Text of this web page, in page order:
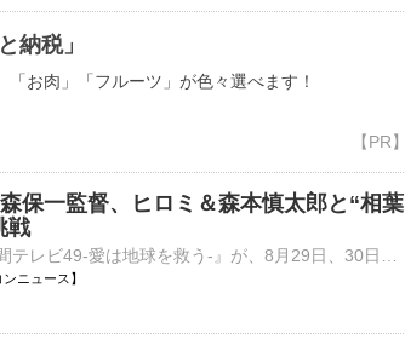
納税」
お肉」「フルーツ」が色々選べます！
森保一監督、ヒロミ＆森本慎太郎と“相葉
戦
ニュース】